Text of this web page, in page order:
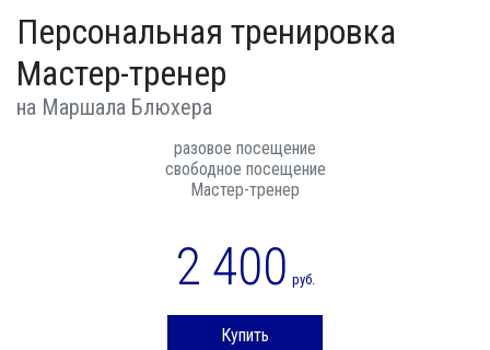
Персональная тренировка
Мастер-тренер
на Маршала Блюхера
разовое посещение
свободное посещение
Мастер-тренер
2 400 руб.
Купить